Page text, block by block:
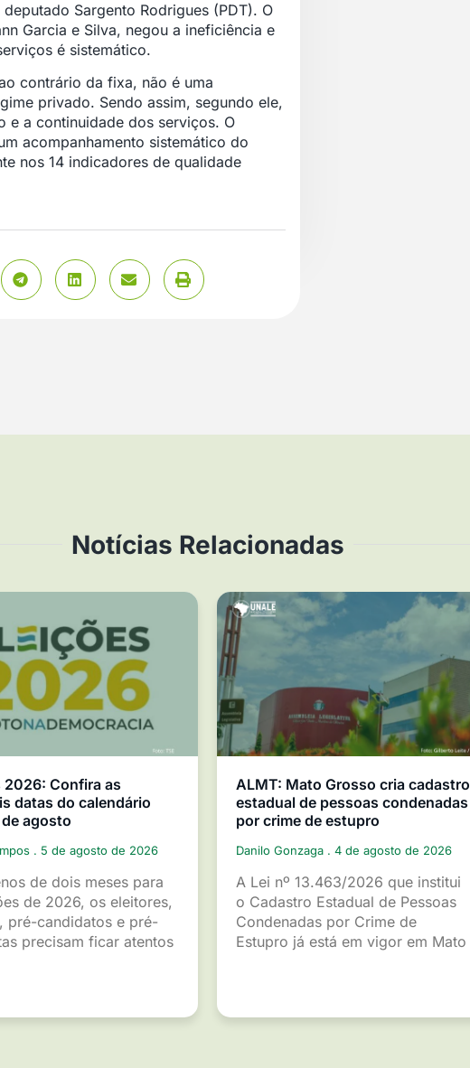
Sargento Rodrigues (PDT). O
Garcia e Silva, negou a ineficiência e
é sistemático.
contrário da fixa, não é uma
privado. Sendo assim, segundo ele,
e a continuidade dos serviços. O
acompanhamento sistemático do
nos 14 indicadores de qualidade
Notícias Relacionadas
2026: Confira as
datas do calendário
agosto
5 de agosto de 2026
de dois meses para
de 2026, os eleitores,
pré-candidatos e pré-
precisam ficar atentos
ALMT: Mato Grosso cria cadastro
estadual de pessoas condenadas
por crime de estupro
Danilo Gonzaga 4 de agosto de 2026
A Lei nº 13.463/2026 que institui
o Cadastro Estadual de Pessoas
Condenadas por Crime de
Estupro já está em vigor em Mato